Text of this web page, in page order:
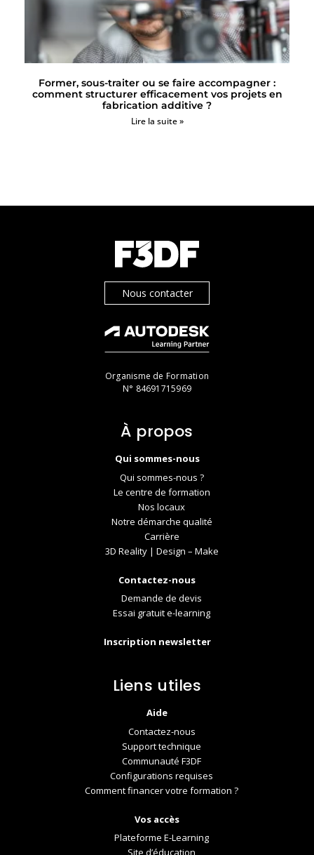
Former, sous-traiter ou se faire accompagner :
comment structurer efficacement vos projets en
fabrication additive ?
Lire la suite »
Nous contacter
Organisme de Formation
N° 84691715969
À propos
Qui sommes-nous
Qui sommes-nous ?
Le centre de formation
Nos locaux
Notre démarche qualité
Carrière
3D Reality | Design – Make
Contactez-nous
Demande de devis
Essai gratuit e-learning
Inscription newsletter
Liens utiles
Aide
Contactez-nous
Support technique
Communauté F3DF
Configurations requises
Comment financer votre formation ?
Vos accès
Plateforme E-Learning
Site d’éducation